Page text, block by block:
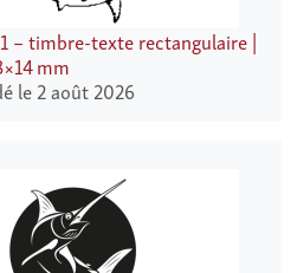
– timbre-texte rectangulaire |
mm
le 2 août 2026